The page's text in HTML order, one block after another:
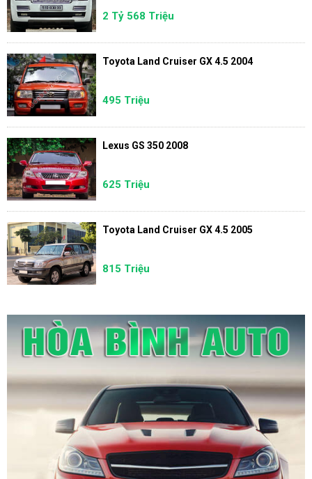
2 Tỷ 568 Triệu
Toyota Land Cruiser GX 4.5 2004
495 Triệu
Lexus GS 350 2008
625 Triệu
Toyota Land Cruiser GX 4.5 2005
815 Triệu